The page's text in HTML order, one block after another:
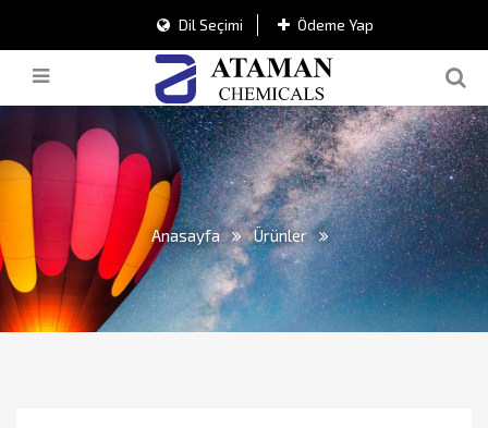
Dil Seçimi Ödeme Yap
Anasayfa Ürünler